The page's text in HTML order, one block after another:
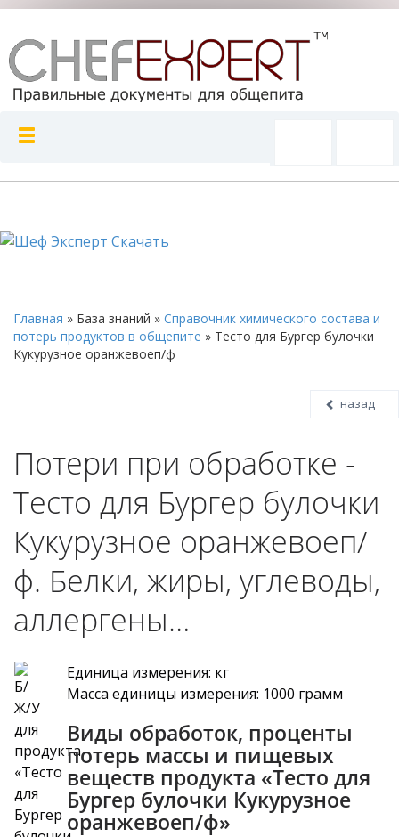
Главная » База знаний » Справочник химического состава и
потерь продуктов в общепите » Тесто для Бургер булочки
Кукурузное оранжевоеп/ф
назад
Потери при обработке -
Тесто для Бургер булочки
Кукурузное оранжевоеп/
ф. Белки, жиры, углеводы,
аллергены…
Единица измерения: кг
Масса единицы измерения: 1000 грамм
Виды обработок, проценты
потерь массы и пищевых
веществ продукта «Тесто для
Бургер булочки Кукурузное
оранжевоеп/ф»